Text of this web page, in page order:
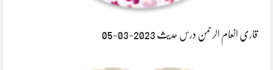
قاری انعام الرحمن درس حدیث 2023-03-05